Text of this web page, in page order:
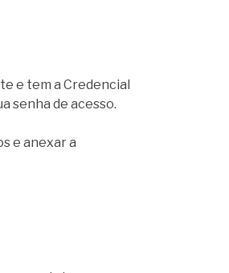
e tem a Credencial
senha de acesso.
e anexar a